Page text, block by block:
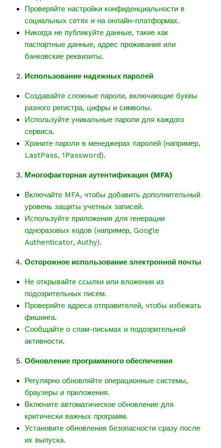
Проверяйте настройки конфиденциальности в
социальных сетях и на онлайн-платформах.
Никогда не публикуйте данные, такие как
паспортные данные, адрес проживания или
банковские реквизиты.
Использование надежных паролей
Создавайте сложные пароли, включающие буквы
разного регистра, цифры и символы.
Используйте уникальные пароли для каждого
сервиса.
Храните пароли в менеджерах паролей (например,
LastPass, 1Password).
Многофакторная аутентификация (MFA)
Включайте MFA, чтобы добавить дополнительный
уровень защиты учетных записей.
Используйте приложения для генерации
одноразовых кодов (например, Google
Authenticator, Authy).
Осторожное использование электронной почты
Не открывайте ссылки или вложения из
подозрительных писем.
Проверяйте адреса отправителей, чтобы избежать
фишинга.
Сообщайте о спам-письмах и подозрительной
активности.
Обновление программного обеспечения
Регулярно обновляйте операционные системы,
браузеры и приложения.
Включите автоматическое обновление для
критически важных программ.
Установите обновления безопасности сразу после
их выпуска.